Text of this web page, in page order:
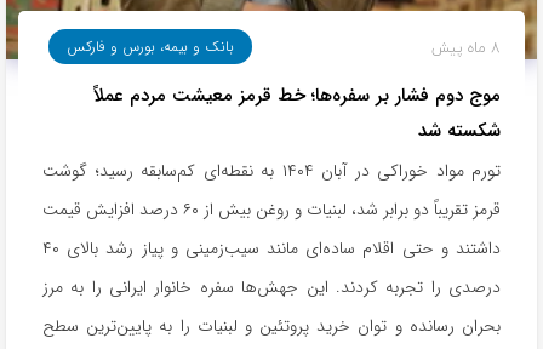
بانک و بیمه، بورس و فارکس 8 ماه پیش
موج دوم فشار بر سفره‌ها؛ خط قرمز معیشت مردم عملاً
شکسته شد
تورم مواد خوراکی در آبان ۱۴۰۴ به نقطه‌ای کم‌سابقه رسید؛ گوشت
قرمز تقریباً دو برابر شد، لبنیات و روغن بیش از ۶۰ درصد افزایش قیمت
داشتند و حتی اقلام ساده‌ای مانند سیب‌زمینی و پیاز رشد بالای ۴۰
درصدی را تجربه کردند. این جهش‌ها سفره خانوار ایرانی را به مرز
بحران رسانده و توان خرید پروتئین و لبنیات را به پایین‌ترین سطح